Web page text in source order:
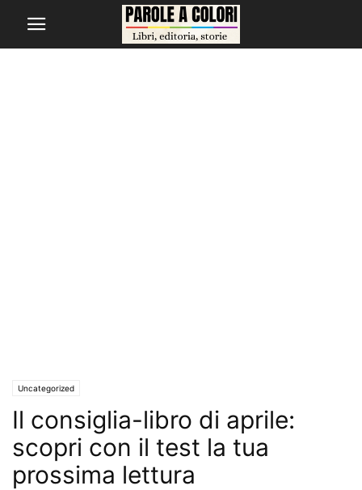
Uncategorized
Il consiglia-libro di aprile:
scopri con il test la tua
prossima lettura